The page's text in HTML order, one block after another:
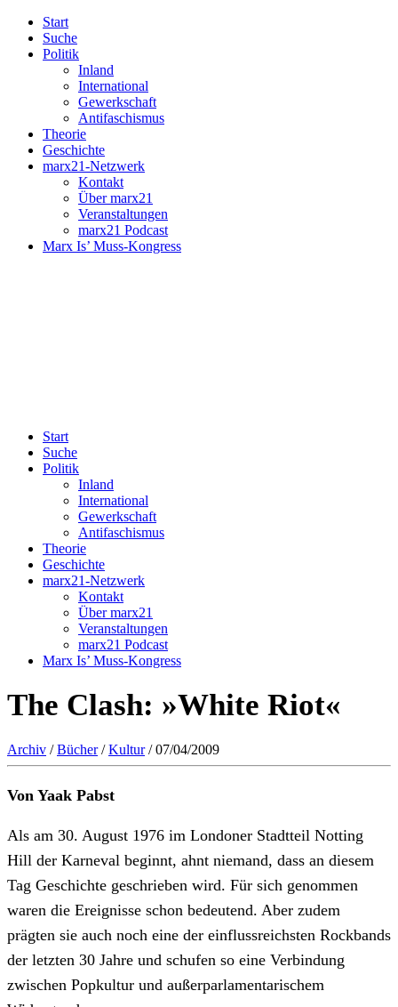
Start
Suche
Politik
Inland
International
Gewerkschaft
Antifaschismus
Theorie
Geschichte
marx21-Netzwerk
Kontakt
Über marx21
Veranstaltungen
marx21 Podcast
Marx Is’ Muss-Kongress
Start
Suche
Politik
Inland
International
Gewerkschaft
Antifaschismus
Theorie
Geschichte
marx21-Netzwerk
Kontakt
Über marx21
Veranstaltungen
marx21 Podcast
Marx Is’ Muss-Kongress
The Clash: »White Riot«
Archiv /Bücher/Kultur/ 07/04/2009
Von Yaak Pabst
Als am 30. August 1976 im Londoner Stadtteil Notting
Hill der Karneval beginnt, ahnt niemand, dass an diesem
Tag Geschichte geschrieben wird. Für sich genommen
waren die Ereignisse schon bedeutend. Aber zudem
prägten sie auch noch eine der einflussreichsten Rockbands
der letzten 30 Jahre und schufen so eine Verbindung
zwischen Popkultur und außerparlamentarischem